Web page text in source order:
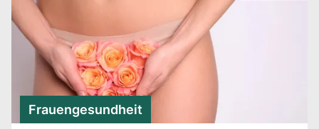
Frauengesundheit